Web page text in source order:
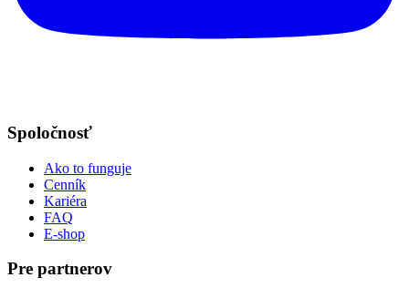
Spoločnosť
Ako to funguje
Cenník
Kariéra
FAQ
E-shop
Pre partnerov